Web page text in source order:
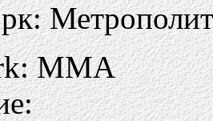
MMA